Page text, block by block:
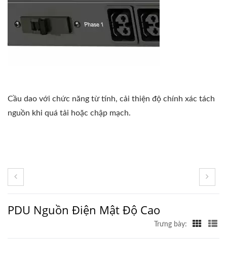
Cầu dao với chức năng từ tính, cải thiện độ chính xác tách
nguồn khi quá tải hoặc chập mạch.
PDU Nguồn Điện Mật Độ Cao
Trưng bày: